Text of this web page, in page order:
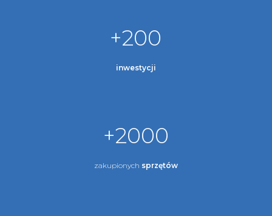
+200
inwestycji
+2000
zakupionych sprzętów